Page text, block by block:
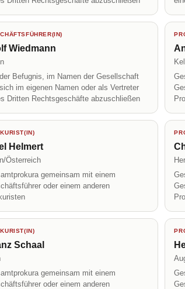
Wiedmann
Befugnis, im Namen der Gesellschaft
im eigenen Namen oder als Vertreter
Dritten Rechtsgeschäfte abzuschließen
Helmert
Österreich
gemeinsam mit einem
oder einem anderen
Schaal
gemeinsam mit einem
oder einem anderen